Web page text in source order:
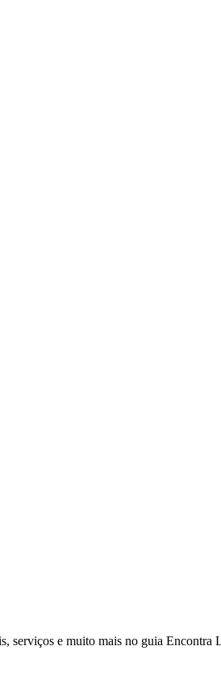
serviços e muito mais no guia Encontra